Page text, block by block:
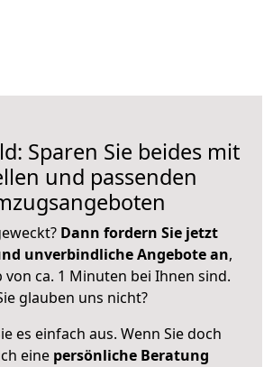
Sparen Sie beides mit
und passenden
Dann fordern Sie jetzt
unverbindliche Angebote an,
ca. 1 Minuten bei Ihnen sind.
glauben uns nicht?
es einfach aus. Wenn Sie doch
eine persönliche Beratung